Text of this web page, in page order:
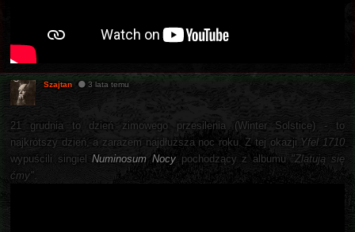
Szajtan 3 lata temu
21 grudnia to dzień zimowego przesilenia (Winter Solstice) - to
najkrótszy dzień, a zarazem najdłuższa noc roku. Z tej okazji Yfel 1710
wypuścili singielNuminosum Nocypochodzący z albumu "Zlatują się
ćmy"